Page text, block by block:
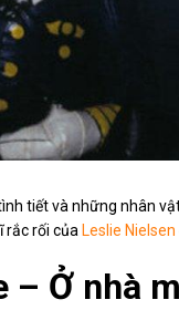
tiết và những nhân
rắc rối của Leslie Nielsen
– Ở nhà